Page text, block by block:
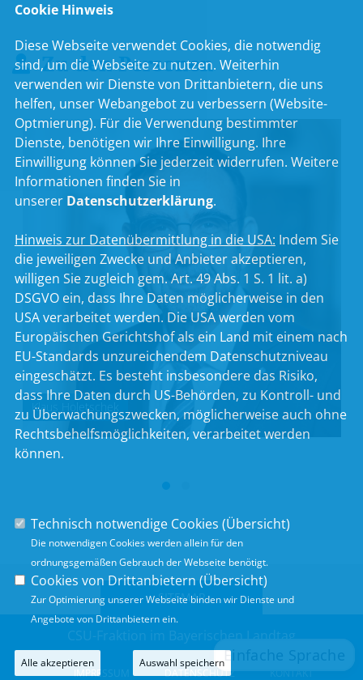
Zu den Personen
Klaus Holetschek
SITEMAP
CSU-Fraktion im Bayerischen Landtag
IMPRESSUM DATENSCHUTZ KONTAKT
Cookie Hinweis
Diese Webseite verwendet Cookies, die notwendig
sind, um die Webseite zu nutzen. Weiterhin
verwenden wir Dienste von Drittanbietern, die uns
helfen, unser Webangebot zu verbessern (Website-
Optmierung). Für die Verwendung bestimmter
Dienste, benötigen wir Ihre Einwilligung. Ihre
Einwilligung können Sie jederzeit widerrufen. Weitere
Informationen finden Sie in
unserer Datenschutzerklärung.
Hinweis zur Datenübermittlung in die USA: Indem Sie
die jeweiligen Zwecke und Anbieter akzeptieren,
willigen Sie zugleich gem. Art. 49 Abs. 1 S. 1 lit. a)
DSGVO ein, dass Ihre Daten möglicherweise in den
USA verarbeitet werden. Die USA werden vom
Europäischen Gerichtshof als ein Land mit einem nach
EU-Standards unzureichendem Datenschutzniveau
eingeschätzt. Es besteht insbesondere das Risiko,
dass Ihre Daten durch US-Behörden, zu Kontroll- und
zu Überwachungszwecken, möglicherweise auch ohne
Rechtsbehelfsmöglichkeiten, verarbeitet werden
können.
Technisch notwendige Cookies (Übersicht)
Die notwendigen Cookies werden allein für den
ordnungsgemäßen Gebrauch der Webseite benötigt.
Cookies von Drittanbietern (Übersicht)
Zur Optimierung unserer Webseite binden wir Dienste und
Angebote von Drittanbietern ein.
Alle akzeptieren Auswahl speichern